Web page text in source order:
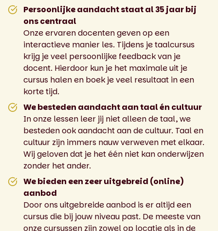
Persoonlijke aandacht staat al 35 jaar bij
ons centraal
Onze ervaren docenten geven op een
interactieve manier les. Tijdens je taalcursus
krijg je veel persoonlijke feedback van je
docent. Hierdoor kun je het maximale uit je
cursus halen en boek je veel resultaat in een
korte tijd.
We besteden aandacht aan taal én cultuur
In onze lessen leer jij niet alleen de taal, we
besteden ook aandacht aan de cultuur. Taal en
cultuur zijn immers nauw verweven met elkaar.
Wij geloven dat je het één niet kan onderwijzen
zonder het ander.
We bieden een zeer uitgebreid (online)
aanbod
Door ons uitgebreide aanbod is er altijd een
cursus die bij jouw niveau past. De meeste van
onze cursussen zijn zowel op locatie als in de